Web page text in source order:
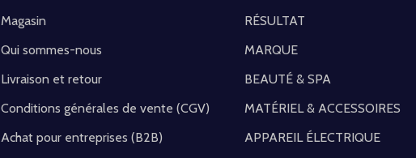
Magasin
Qui sommes-nous
Livraison et retour
Conditions générales de vente (CGV)
Achat pour entreprises (B2B)
RÉSULTAT
MARQUE
BEAUTÉ & SPA
MATÉRIEL & ACCESSOIRES
APPAREIL ÉLECTRIQUE